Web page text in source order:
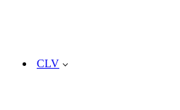
CLV